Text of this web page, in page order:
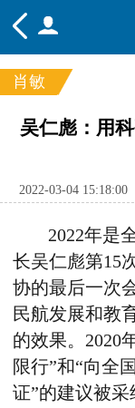
频道
航图
肖敏
吴仁彪：用
2022-03-04 15:18:00
2022年是
长吴仁彪第15
协的最后一次
民航发展和教
的效果。2020
限行”和“向全
证”的建议被采